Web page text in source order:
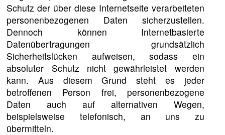
Schutz der über diese Internetseite verarbeiteten
personenbezogenen Daten sicherzustellen.
Dennoch können Internetbasierte
Datenübertragungen grundsätzlich
Sicherheitslücken aufweisen, sodass ein
absoluter Schutz nicht gewährleistet werden
kann. Aus diesem Grund steht es jeder
betroffenen Person frei, personenbezogene
Daten auch auf alternativen Wegen,
beispielsweise telefonisch, an uns zu
übermitteln.